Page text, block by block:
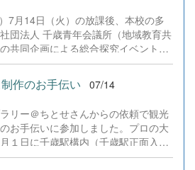
7月14日（火）の放課後、本校の多
団法人 千歳青年会議所（地域教育共
共同企画による総合探究イベント
、未来を描く一歩へ〜まだ知らない
ました。 全学年からの希望者60名が
方々とともに自身のキャリアや未来
のプロから学ぶ記念講演講師に株式
役である月館 海斗 氏をお招きし、
いただきました。月館氏の「学びと
熱い想い、そしてご自身の起業やキ
作のお手伝い 07/14
リー＠ちとせさんからの依頼で観光
お手伝いに参加しました。プロの大
１日に千歳駅構内（千歳駅正面入口
プンする観光案内所ブース前面の本